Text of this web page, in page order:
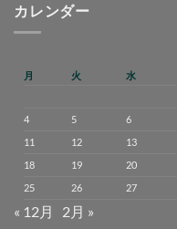
カレンダー
月 火 水
4
5 6
11
12 13
18
19 20
25
26 27
« 12月 2月 »